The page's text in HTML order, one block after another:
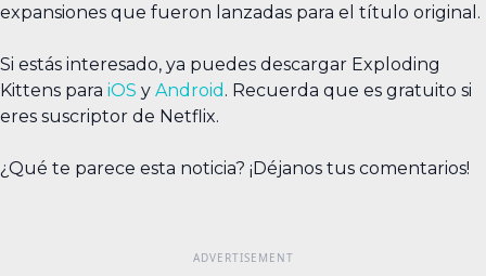
expansiones que fueron lanzadas para el título original.
Si estás interesado, ya puedes descargar Exploding
Kittens para iOS y Android . Recuerda que es gratuito si
eres suscriptor de Netflix.
¿Qué te parece esta noticia? ¡Déjanos tus comentarios!